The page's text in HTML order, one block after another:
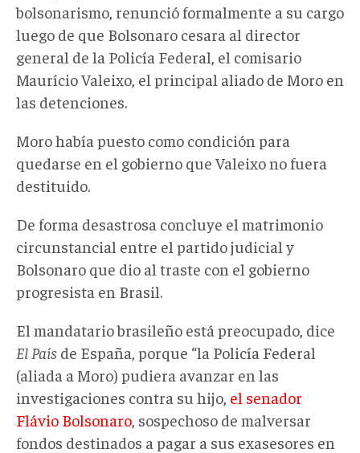
bolsonarismo, renunció formalmente a su cargo
luego de que Bolsonaro cesara al director
general de la Policía Federal, el comisario
Maurício Valeixo, el principal aliado de Moro en
las detenciones.
Moro había puesto como condición para
quedarse en el gobierno que Valeixo no fuera
destituido.
De forma desastrosa concluye el matrimonio
circunstancial entre el partido judicial y
Bolsonaro que dio al traste con el gobierno
progresista en Brasil.
El mandatario brasileño está preocupado, dice
El País de España, porque “la Policía Federal
(aliada a Moro) pudiera avanzar en las
investigaciones contra su hijo, el senador
Flávio Bolsonaro , sospechoso de malversar
fondos destinados a pagar a sus exasesores en